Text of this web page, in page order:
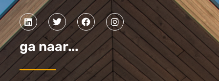
ga naar...